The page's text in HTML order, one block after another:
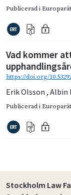
Publicerad i
Vad kommer
https://doi.org/
Erik Olsson , Albin
Publicerad i
Stockholm Law